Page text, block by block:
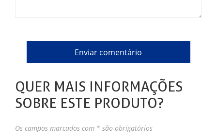
QUER MAIS INFORMAÇÕES
SOBRE ESTE PRODUTO?
Os campos marcados com * são obrigatórios